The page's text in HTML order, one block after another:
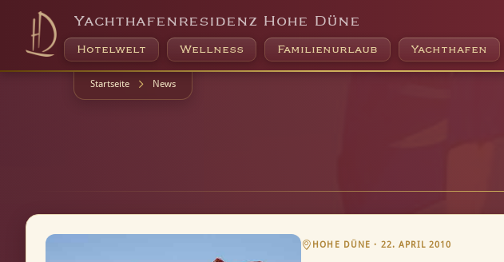
Yachthafenresidenz Hohe Düne
Hotelwelt Wellness Familienurlaub Yachthafen
Startseite News
HOHE DÜNE · 22. APRIL 2010